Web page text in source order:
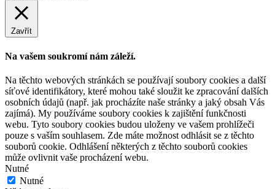
Zavřít
Na vašem soukromí nám záleží.
Na těchto webových stránkách se používají soubory cookies a další
síťové identifikátory, které mohou také sloužit ke zpracování dalších
osobních údajů (např. jak procházíte naše stránky a jaký obsah Vás
zajímá). My používáme soubory cookies k zajištění funkčnosti
webu. Tyto soubory cookies budou uloženy ve vašem prohlížeči
pouze s vaším souhlasem. Zde máte možnost odhlásit se z těchto
souborů cookie. Odhlášení některých z těchto souborů cookies
může ovlivnit vaše procházení webu.
Nutné
Nutné